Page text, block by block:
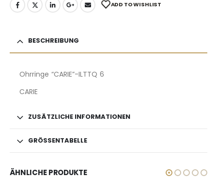
ADD TO WISHLIST
BESCHREIBUNG
Ohrringe “CARIE”-ILTTQ 6
CARIE
ZUSÄTZLICHE INFORMATIONEN
GRÖSSENTABELLE
ÄHNLICHE PRODUKTE